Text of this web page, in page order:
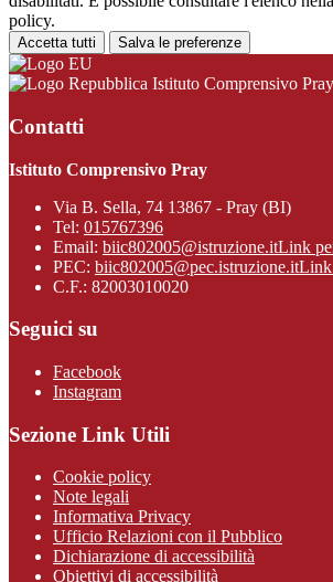
policy.
Accetta tutti Salva le preferenze
Istituto Comprensivo Pray
Contatti
Istituto Comprensivo Pray
Via B. Sella, 74 13867 - Pray (BI)
Tel: 015767396
Email: biic802005@istruzione.itLink
PEC: biic802005@pec.istruzione.itLink
C.F.: 82003010020
Seguici su
Facebook
Instagram
Sezione Link Utili
Cookie policy
Note legali
Informativa Privacy
Ufficio Relazioni con il Pubblico
Dichiarazione di accessibilità
Obiettivi di accessibilità